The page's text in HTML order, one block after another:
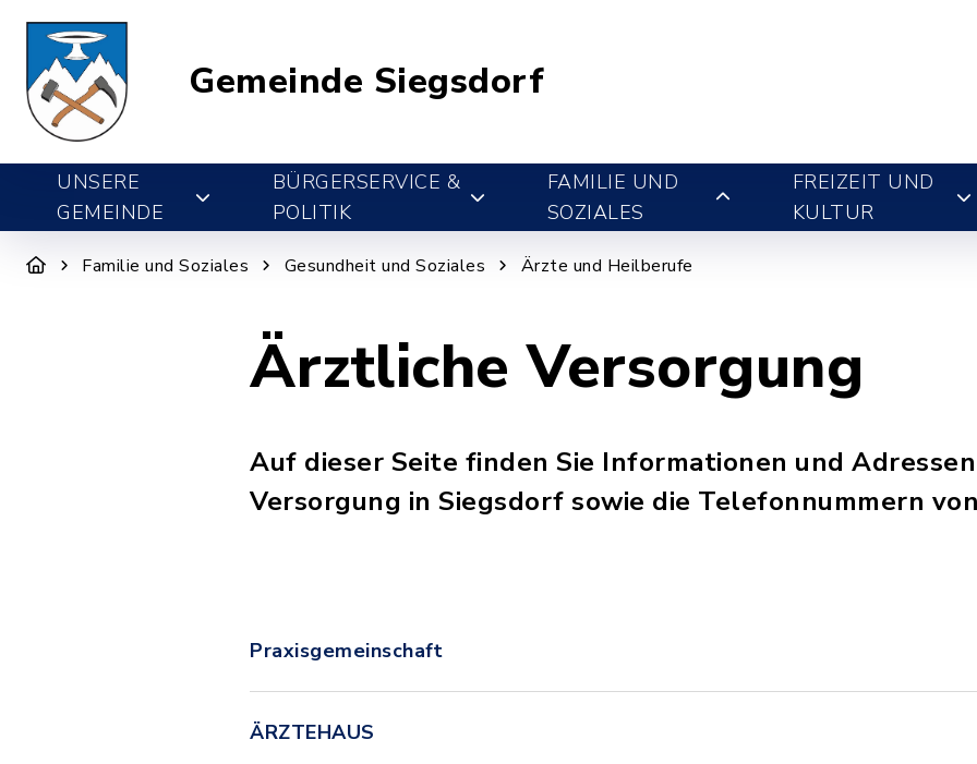
Gemeinde Siegsdorf
UNSERE
GEMEINDE
BÜRGERSERVICE &
POLITIK
FAMILIE UND
SOZIALES
FREIZEIT UND
KULTUR
Familie und Soziales Gesundheit und Soziales Ärzte und Heilberufe
Ärztliche Versorgung
Auf dieser Seite finden Sie Informationen und
Versorgung in Siegsdorf sowie die Telefonnummern
Praxisgemeinschaft
ÄRZTEHAUS